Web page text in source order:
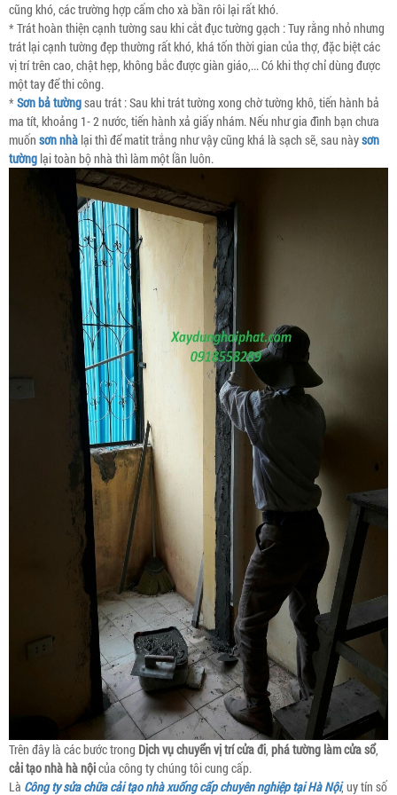
cũng khó, các trường hợp cấm cho xà bần rôi lại rất khó.
* Trát hoàn thiện cạnh tường sau khi cắt đục tường gạch : Tuy rằng nhỏ nhưng
trát lại cạnh tường đẹp thường rất khó, khá tốn thời gian của thợ, đặc biệt các
vị trí trên cao, chật hẹp, không bắc được giàn giáo,... Có khi thợ chỉ dùng được
một tay để thi công.
* Sơn bả tườngsau trát : Sau khi trát tường xong chờ tường khô, tiến hành bả
ma tít, khoảng 1- 2 nước, tiến hành xả giấy nhám. Nếu như gia đình bạn chưa
muốn sơn nhà lại thì để matit trắng như vậy cũng khá là sạch sẽ, sau nàysơn
tường lại toàn bộ nhà thì làm một lần luôn.
Trên đây là các bước trong Dịch vụ chuyển vị trí cửa đi, phá tường làm cửa sổ,
cải tạo nhà hà nộicủa công ty chúng tôi cung cấp.
Là Công ty sửa chữa cải tạo nhà xuống cấp chuyên nghiệp tại Hà Nội, uy tín số